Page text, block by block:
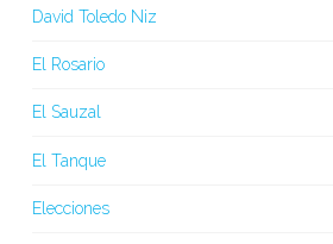
David Toledo Niz
El Rosario
El Sauzal
El Tanque
Elecciones